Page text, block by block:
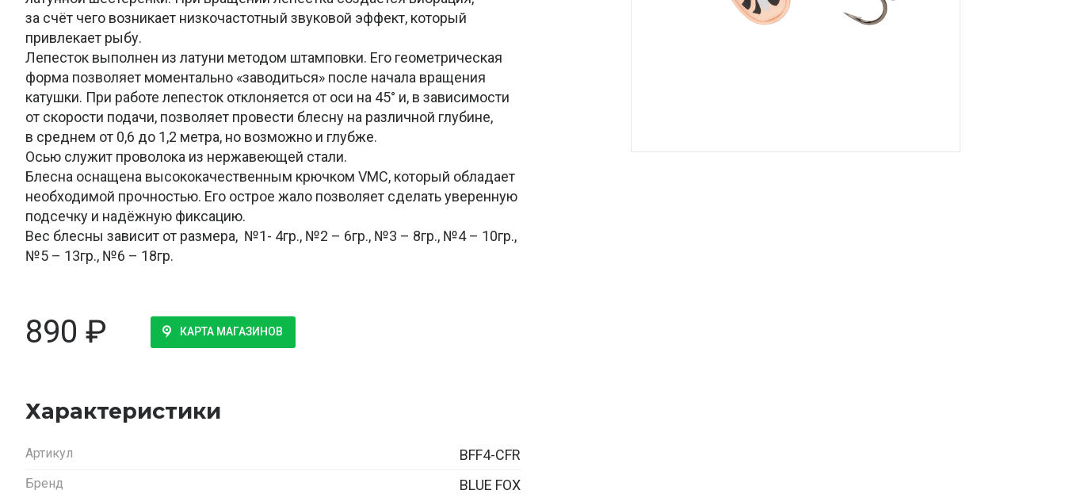
за счёт чего возникает низкочастотный звуковой эффект, который
привлекает рыбу.
Лепесток выполнен из латуни методом штамповки. Его геометрическая
форма позволяет моментально «заводиться» после начала вращения
катушки. При работе лепесток отклоняется от оси на 45° и, в зависимости
от скорости подачи, позволяет провести блесну на различной глубине,
в среднем от 0,6 до 1,2 метра, но возможно и глубже.
Осью служит проволока из нержавеющей стали.
Блесна оснащена высококачественным крючком VMC, который обладает
необходимой прочностью. Его острое жало позволяет сделать уверенную
подсечку и надёжную фиксацию.
Вес блесны зависит от размера, №1- 4гр., №2 – 6гр., №3 – 8гр., №4 – 10гр.,
№5 – 13гр., №6 – 18гр.
890 ₽ КАРТА МАГАЗИНОВ
Характеристики
Артикул BFF4-CFR
Бренд BLUE FOX